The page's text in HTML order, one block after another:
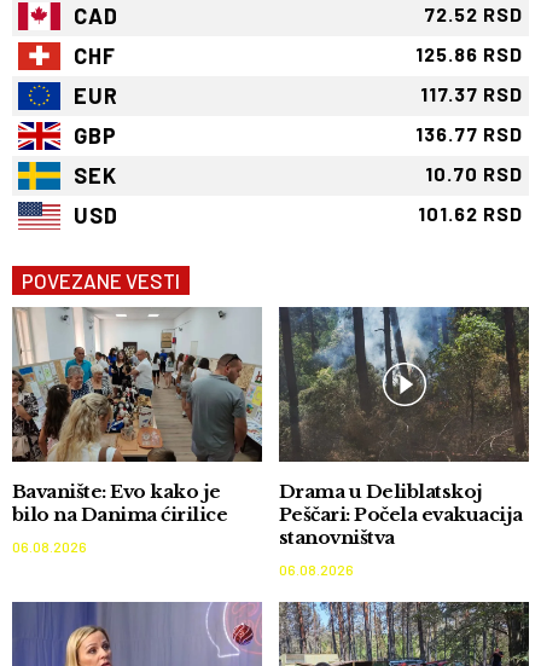
CAD 72.52 RSD
CHF 125.86 RSD
EUR 117.37 RSD
GBP 136.77 RSD
SEK 10.70 RSD
USD 101.62 RSD
POVEZANE VESTI
Bavanište: Evo kako je
bilo na Danima ćirilice
06.08.2026
Drama u Deliblatskoj
Peščari: Počela evakuacija
stanovništva
06.08.2026